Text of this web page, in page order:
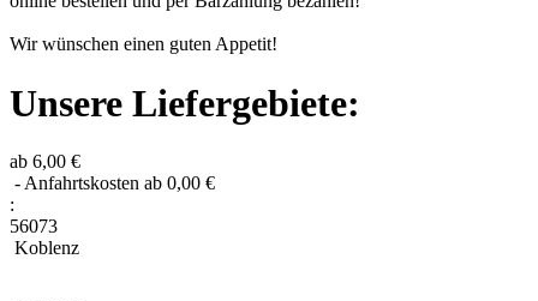
Wir wünschen einen guten Appetit!
Unsere Liefergebiete:
ab 6,00 €
- Anfahrtskosten ab 0,00 €
:
56073
Koblenz